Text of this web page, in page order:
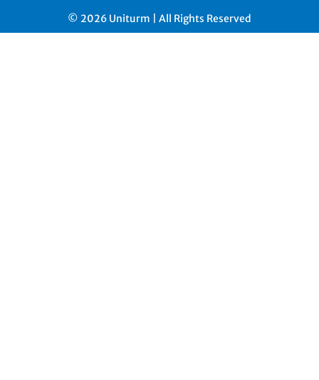
© 2026 Uniturm | All Rights Reserved